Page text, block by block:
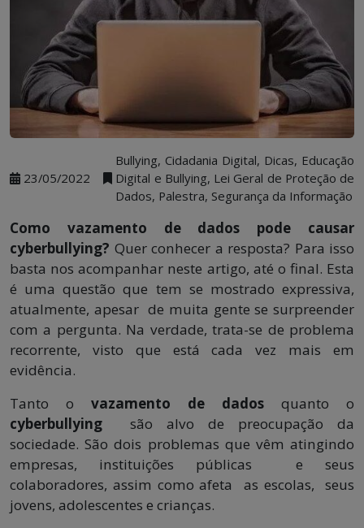
23/05/2022
Bullying, Cidadania Digital, Dicas, Educação
Digital e Bullying, Lei Geral de Proteção de
Dados, Palestra, Segurança da Informação
Como vazamento de dados pode causar
cyberbullying? Quer conhecer a resposta? Para isso
basta nos acompanhar neste artigo, até o final. Esta
é uma questão que tem se mostrado expressiva,
atualmente, apesar de muita gente se surpreender
com a pergunta. Na verdade, trata-se de problema
recorrente, visto que está cada vez mais em
evidência.
Tanto o vazamento de dados quanto o
cyberbullying são alvo de preocupação da
sociedade. São dois problemas que vêm atingindo
empresas, instituições públicas e seus
colaboradores, assim como afeta as escolas, seus
jovens, adolescentes e crianças.